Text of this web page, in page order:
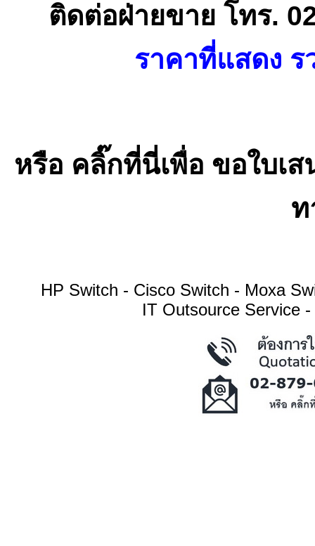
ติดต่อฝ่ายขาย โทร.
ราคาที่แสดง
หรือ คลิ๊กที่นี่เพื่อ ขอใบเ
ท
HP Switch - Cisco Switch - Moxa
IT Outsource Service